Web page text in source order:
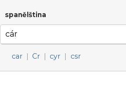
spanělština
car | Cr | cyr | csr